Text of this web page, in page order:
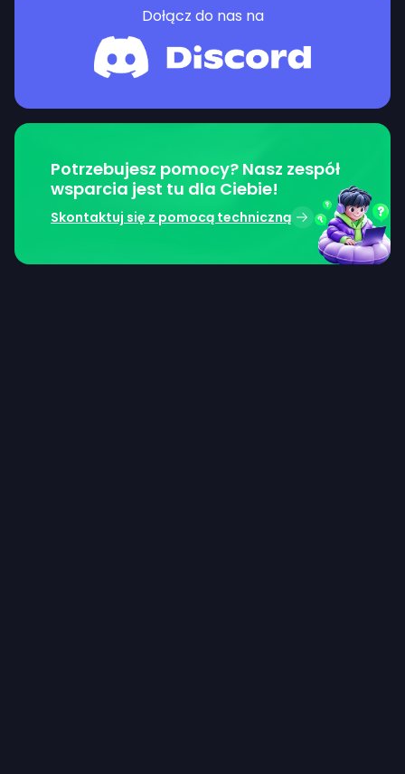
Dołącz do nas na
Potrzebujesz pomocy? Nasz zespół
wsparcia jest tu dla Ciebie!
Skontaktuj się z pomocą techniczną